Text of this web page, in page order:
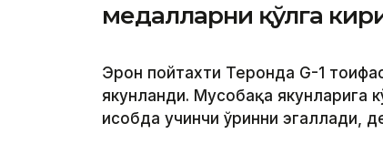
медалларни қўлга
Эрон пойтахти Теҳронда G-1
якунланди. Мусобақа якунларига
ҳисобда учинчи ўринни эгаллади,